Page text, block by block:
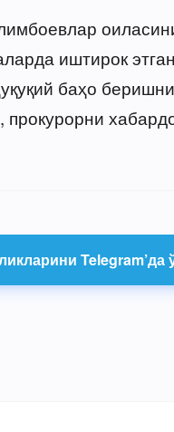
иштирок
баҳо
прокурорни
Telegram’да